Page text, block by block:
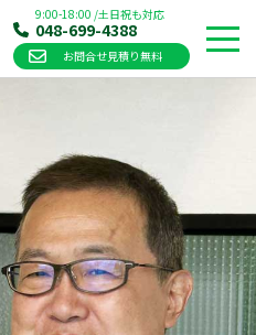
9:00-18:00 /土日祝も対応
048-699-4388
お問合せ見積り無料